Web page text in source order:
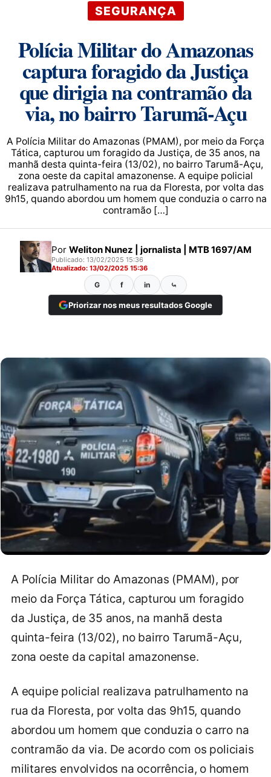
SEGURANÇA
Polícia Militar do Amazonas
captura foragido da Justiça
que dirigia na contramão da
via, no bairro Tarumã-Açu
A Polícia Militar do Amazonas (PMAM), por meio da Força
Tática, capturou um foragido da Justiça, de 35 anos, na
manhã desta quinta-feira (13/02), no bairro Tarumã-Açu,
zona oeste da capital amazonense. A equipe policial
realizava patrulhamento na rua da Floresta, por volta das
9h15, quando abordou um homem que conduzia o carro na
contramão […]
Por Weliton Nunez | jornalista | MTB 1697/AM
Publicado: 13/02/2025 15:36
Atualizado: 13/02/2025 15:36
G f in ⤿
Priorizar nos meus resultados Google
A Polícia Militar do Amazonas (PMAM), por
meio da Força Tática, capturou um foragido
da Justiça, de 35 anos, na manhã desta
quinta-feira (13/02), no bairro Tarumã-Açu,
zona oeste da capital amazonense.
A equipe policial realizava patrulhamento na
rua da Floresta, por volta das 9h15, quando
abordou um homem que conduzia o carro na
contramão da via. De acordo com os policiais
militares envolvidos na ocorrência, o homem